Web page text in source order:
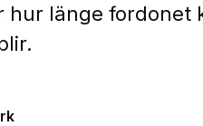
hur länge fordonet